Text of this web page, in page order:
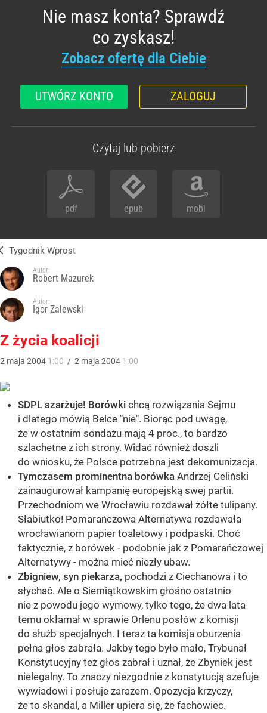
Nie masz konta? Sprawdź
co zyskasz!
Zobacz ofertę dla Ciebie
UTWÓRZ KONTO ZALOGUJ
Czytaj lub pobierz
pdf epub mobi
Tygodnik Wprost
Autor:
Robert Mazurek
Autor:
Igor Zalewski
Z życia koalicji
2 maja 2004 1:00 / 2 maja 2004 1:00
SDPL szarżuje! Borówki chcą rozwiązania Sejmu
i dlatego mówią Belce "nie". Biorąc pod uwagę,
że w ostatnim sondażu mają 4 proc., to bardzo
szlachetne z ich strony. Widać również doszli
do wniosku, że Polsce potrzebna jest dekomunizacja.
Tymczasem prominentna borówka Andrzej Celiński
zainaugurował kampanię europejską swej partii.
Przechodniom we Wrocławiu rozdawał żółte tulipany.
Słabiutko! Pomarańczowa Alternatywa rozdawała
wrocławianom papier toaletowy i podpaski. Choć
faktycznie, z borówek - podobnie jak z Pomarańczowej
Alternatywy - można mieć niezły ubaw.
Zbigniew, syn piekarza, pochodzi z Ciechanowa i to
słychać. Ale o Siemiątkowskim głośno ostatnio
nie z powodu jego wymowy, tylko tego, że dwa lata
temu okłamał w sprawie Orlenu posłów z komisji
do służb specjalnych. I teraz ta komisja oburzenia
pełna głos zabrała. Jakby tego było mało, Trybunał
Konstytucyjny też głos zabrał i uznał, że Zbyniek jest
nielegalny. To znaczy niezgodnie z konstytucją szefuje
wywiadowi i posłuje zarazem. Opozycja krzyczy,
że to skandal, a Miller upiera się, że fachowiec.